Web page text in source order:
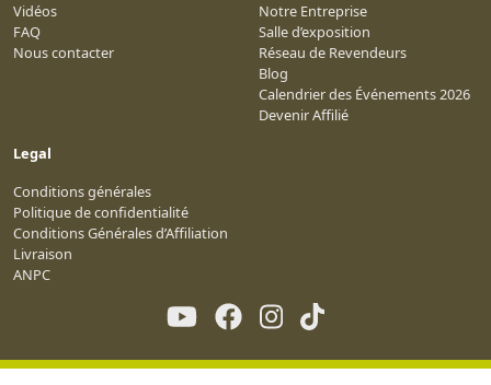
Vidéos
FAQ
Nous contacter
Notre Entreprise
Salle d’exposition
Réseau de Revendeurs
Blog
Calendrier des Événements 2026
Devenir Affilié
Legal
Conditions générales
Politique de confidentialité
Conditions Générales d’Affiliation
Livraison
ANPC